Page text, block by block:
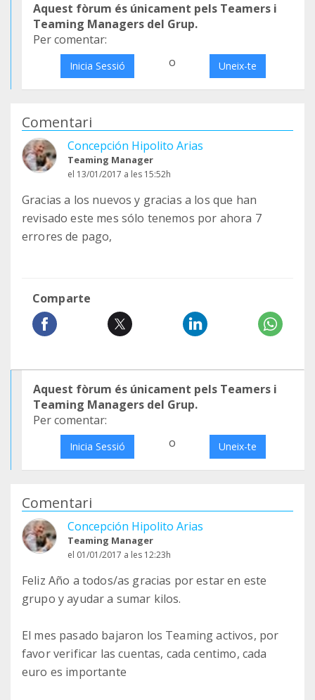
Aquest fòrum és únicament pels Teamers i
Teaming Managers del Grup.
Per comentar:
Inicia Sessió o Uneix-te
Comentari
Concepción Hipolito Arias
Teaming Manager
el 13/01/2017 a les 15:52h
Gracias a los nuevos y gracias a los que han
revisado este mes sólo tenemos por ahora 7
errores de pago,
Comparte
Aquest fòrum és únicament pels Teamers i
Teaming Managers del Grup.
Per comentar:
Inicia Sessió o Uneix-te
Comentari
Concepción Hipolito Arias
Teaming Manager
el 01/01/2017 a les 12:23h
Feliz Año a todos/as gracias por estar en este
grupo y ayudar a sumar kilos.
El mes pasado bajaron los Teaming activos, por
favor verificar las cuentas, cada centimo, cada
euro es importante